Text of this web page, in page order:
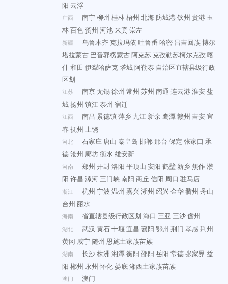
阳 云浮
广西 南宁柳州 桂林梧州 北海防城港钦州 贵港 玉
林百色贺州 河池来宾崇左
新疆 乌鲁木齐 克拉玛依 吐鲁番 哈密 昌吉回族博尔
塔拉蒙古 巴音郭楞蒙古阿克苏 克孜勒苏柯尔克孜喀
什和田 伊犁哈萨克塔城阿勒泰 自治区直辖县级行政
区划
江苏 南京无锡徐州 常州 苏州 南通 连云港淮安盐
城扬州 镇江泰州 宿迁
江西 南昌 景德镇萍乡 九江 新余鹰潭赣州 吉安宜
春 抚州 上饶
河北 石家庄 唐山 秦皇岛 邯郸邢台 保定 张家口 承
德沧州 廊坊衡水雄安新
河南 郑州 开封洛阳 平顶山 安阳 鹤壁 新乡焦作濮
阳 许昌 漯河三门峡南阳 商丘 信阳 周口 驻马店
浙江 杭州 宁波 温州 嘉兴湖州 绍兴金华衢州 舟山
台州 丽水
海南 省直辖县级行政区划 海口 三亚 三沙儋州
湖北 武汉 黄石十堰 宜昌 襄阳 鄂州 荆门 孝感荆州
黄冈 咸宁随州 恩施土家族苗族
湖南 长沙株洲 湘潭衡阳 邵阳 岳阳 常德张家界 益
阳 郴州 永州 怀化娄底湘西土家族苗族
澳门 澳门